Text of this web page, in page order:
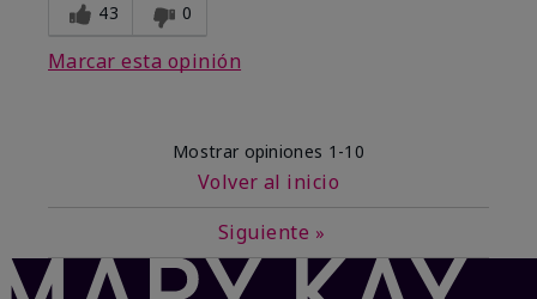
43 0
Marcar esta opinión
Mostrar opiniones 1-10
Volver al inicio
Siguiente »